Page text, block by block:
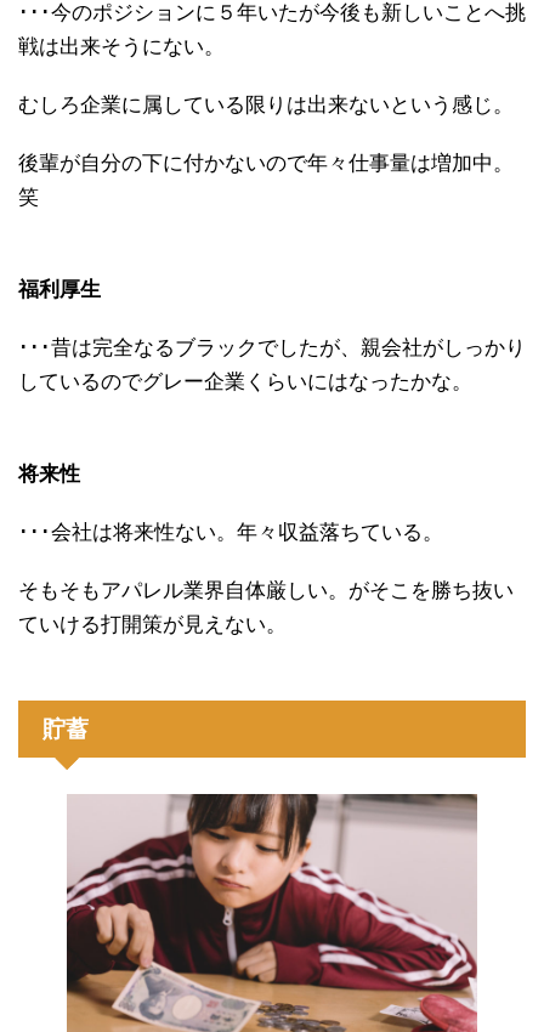
･･･今のポジションに５年いたが今後も新しいことへ挑
戦は出来そうにない。
むしろ企業に属している限りは出来ないという感じ。
後輩が自分の下に付かないので年々仕事量は増加中。
笑
福利厚生
･･･昔は完全なるブラックでしたが、親会社がしっかり
しているのでグレー企業くらいにはなったかな。
将来性
･･･会社は将来性ない。年々収益落ちている。
そもそもアパレル業界自体厳しい。がそこを勝ち抜い
ていける打開策が見えない。
貯蓄